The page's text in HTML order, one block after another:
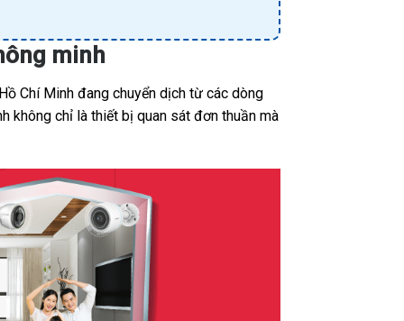
minh
Chí Minh đang chuyển dịch từ các dòng
không chỉ là thiết bị quan sát đơn thuần mà